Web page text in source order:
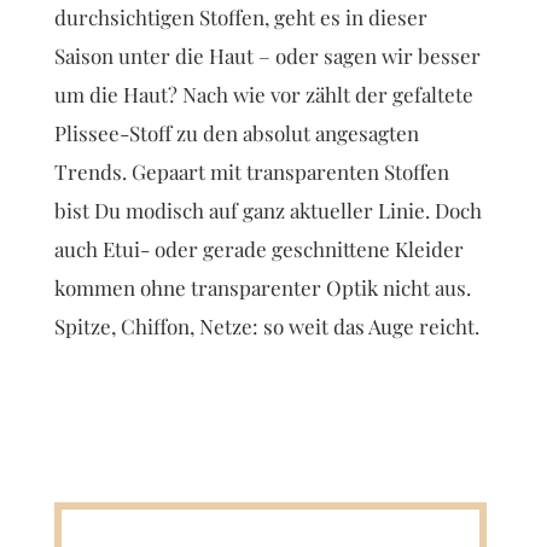
durchsichtigen Stoffen, geht es in dieser
Saison unter die Haut – oder sagen wir besser
um die Haut? Nach wie vor zählt der gefaltete
Plissee-Stoff zu den absolut angesagten
Trends. Gepaart mit transparenten Stoffen
bist Du modisch auf ganz aktueller Linie. Doch
auch Etui- oder gerade geschnittene Kleider
kommen ohne transparenter Optik nicht aus.
Spitze, Chiffon, Netze: so weit das Auge reicht.